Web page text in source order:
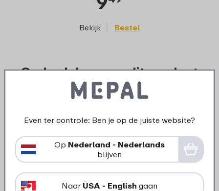
Bekijk Bestel
Onderdelen voor dit product
Even ter controle: Ben je op de juiste website?
Op Nederland - Nederlands
blijven
Naar USA - English gaan